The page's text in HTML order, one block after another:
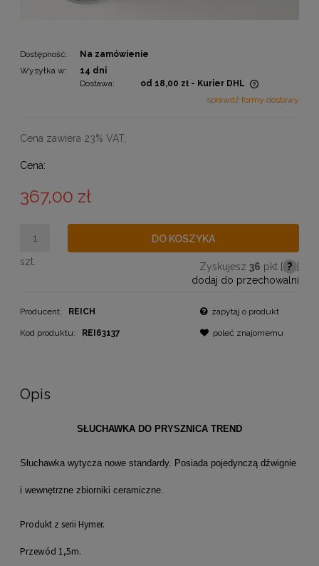
Dostępność:
Na zamówienie
Wysyłka w:
14 dni
Dostawa:
od 18,00 zł - Kurier DHL
Cena nie zawiera ewentualnych kosztów płatności
sprawdź formy dostawy
Cena zawiera 23% VAT,
Cena:
367,00 zł
szt.
DO KOSZYKA
Zyskujesz 36 pkt [ ? ]
dodaj do przechowalni
Producent: REICH
Kod produktu: REI63137
zapytaj o produkt
poleć znajomemu
Opis
SŁUCHAWKA DO PRYSZNICA TREND
Słuchawka wytycza nowe standardy. Posiada pojedynczą dźwignie
i wewnętrzne zbiorniki ceramiczne.
Produkt z serii Hymer.
Przewód 1,5m.